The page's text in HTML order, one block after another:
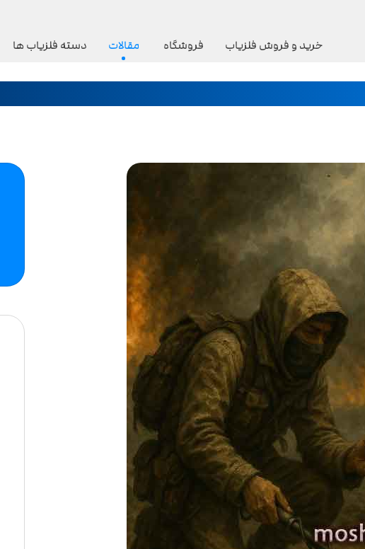
خرید و فروش فلزیاب فروشگاه مقالات دسته فلزیاب ها